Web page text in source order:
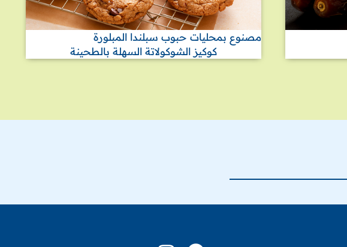
مصنوع بمحليات حبوب سبلندا المبلورة
كوكيز الشوكولاتة السهلة بالطحينة